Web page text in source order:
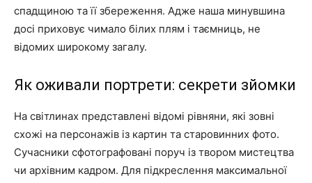
спадщиною та її збереження. Адже наша минувшина
досі приховує чимало білих плям і таємниць, не
відомих широкому загалу.
Як оживали портрети: секрети зйомки
На світлинах представлені відомі рівняни, які зовні
схожі на персонажів із картин та старовинних фото.
Сучасники сфотографовані поруч із твором мистецтва
чи архівним кадром. Для підкреслення максимальної